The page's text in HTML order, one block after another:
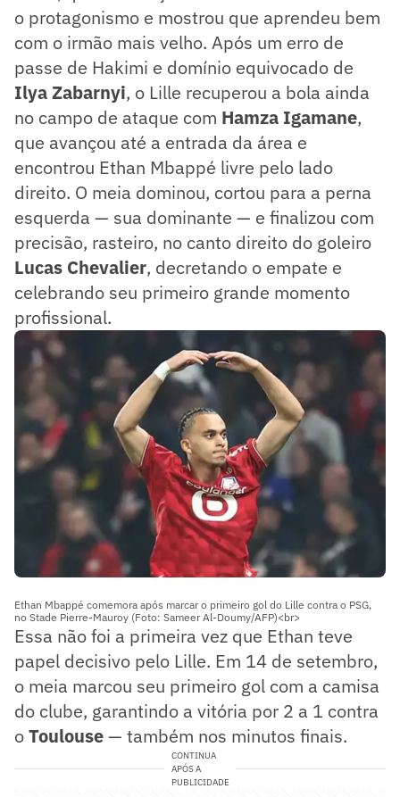
o protagonismo e mostrou que aprendeu bem
com o irmão mais velho. Após um erro de
passe de Hakimi e domínio equivocado de
Ilya Zabarnyi, o Lille recuperou a bola ainda
no campo de ataque com Hamza Igamane,
que avançou até a entrada da área e
encontrou Ethan Mbappé livre pelo lado
direito. O meia dominou, cortou para a perna
esquerda — sua dominante — e finalizou com
precisão, rasteiro, no canto direito do goleiro
Lucas Chevalier, decretando o empate e
celebrando seu primeiro grande momento
profissional.
Ethan Mbappé comemora após marcar o primeiro gol do Lille contra o PSG,
no Stade Pierre-Mauroy (Foto: Sameer Al-Doumy/AFP)<br>
Essa não foi a primeira vez que Ethan teve
papel decisivo pelo Lille. Em 14 de setembro,
o meia marcou seu primeiro gol com a camisa
do clube, garantindo a vitória por 2 a 1 contra
oToulouse— também nos minutos finais.
CONTINUA
APÓS A
PUBLICIDADE